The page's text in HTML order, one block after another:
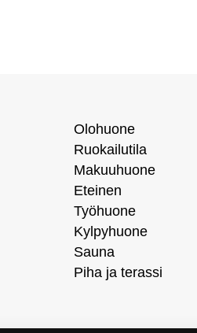
Olohuone
Ruokailutila
Makuuhuone
Eteinen
Työhuone
Kylpyhuone
Sauna
Piha ja terassi